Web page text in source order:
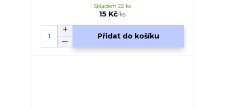
15 Kč/ks
Skladem 22 ks
Přidat do košíku